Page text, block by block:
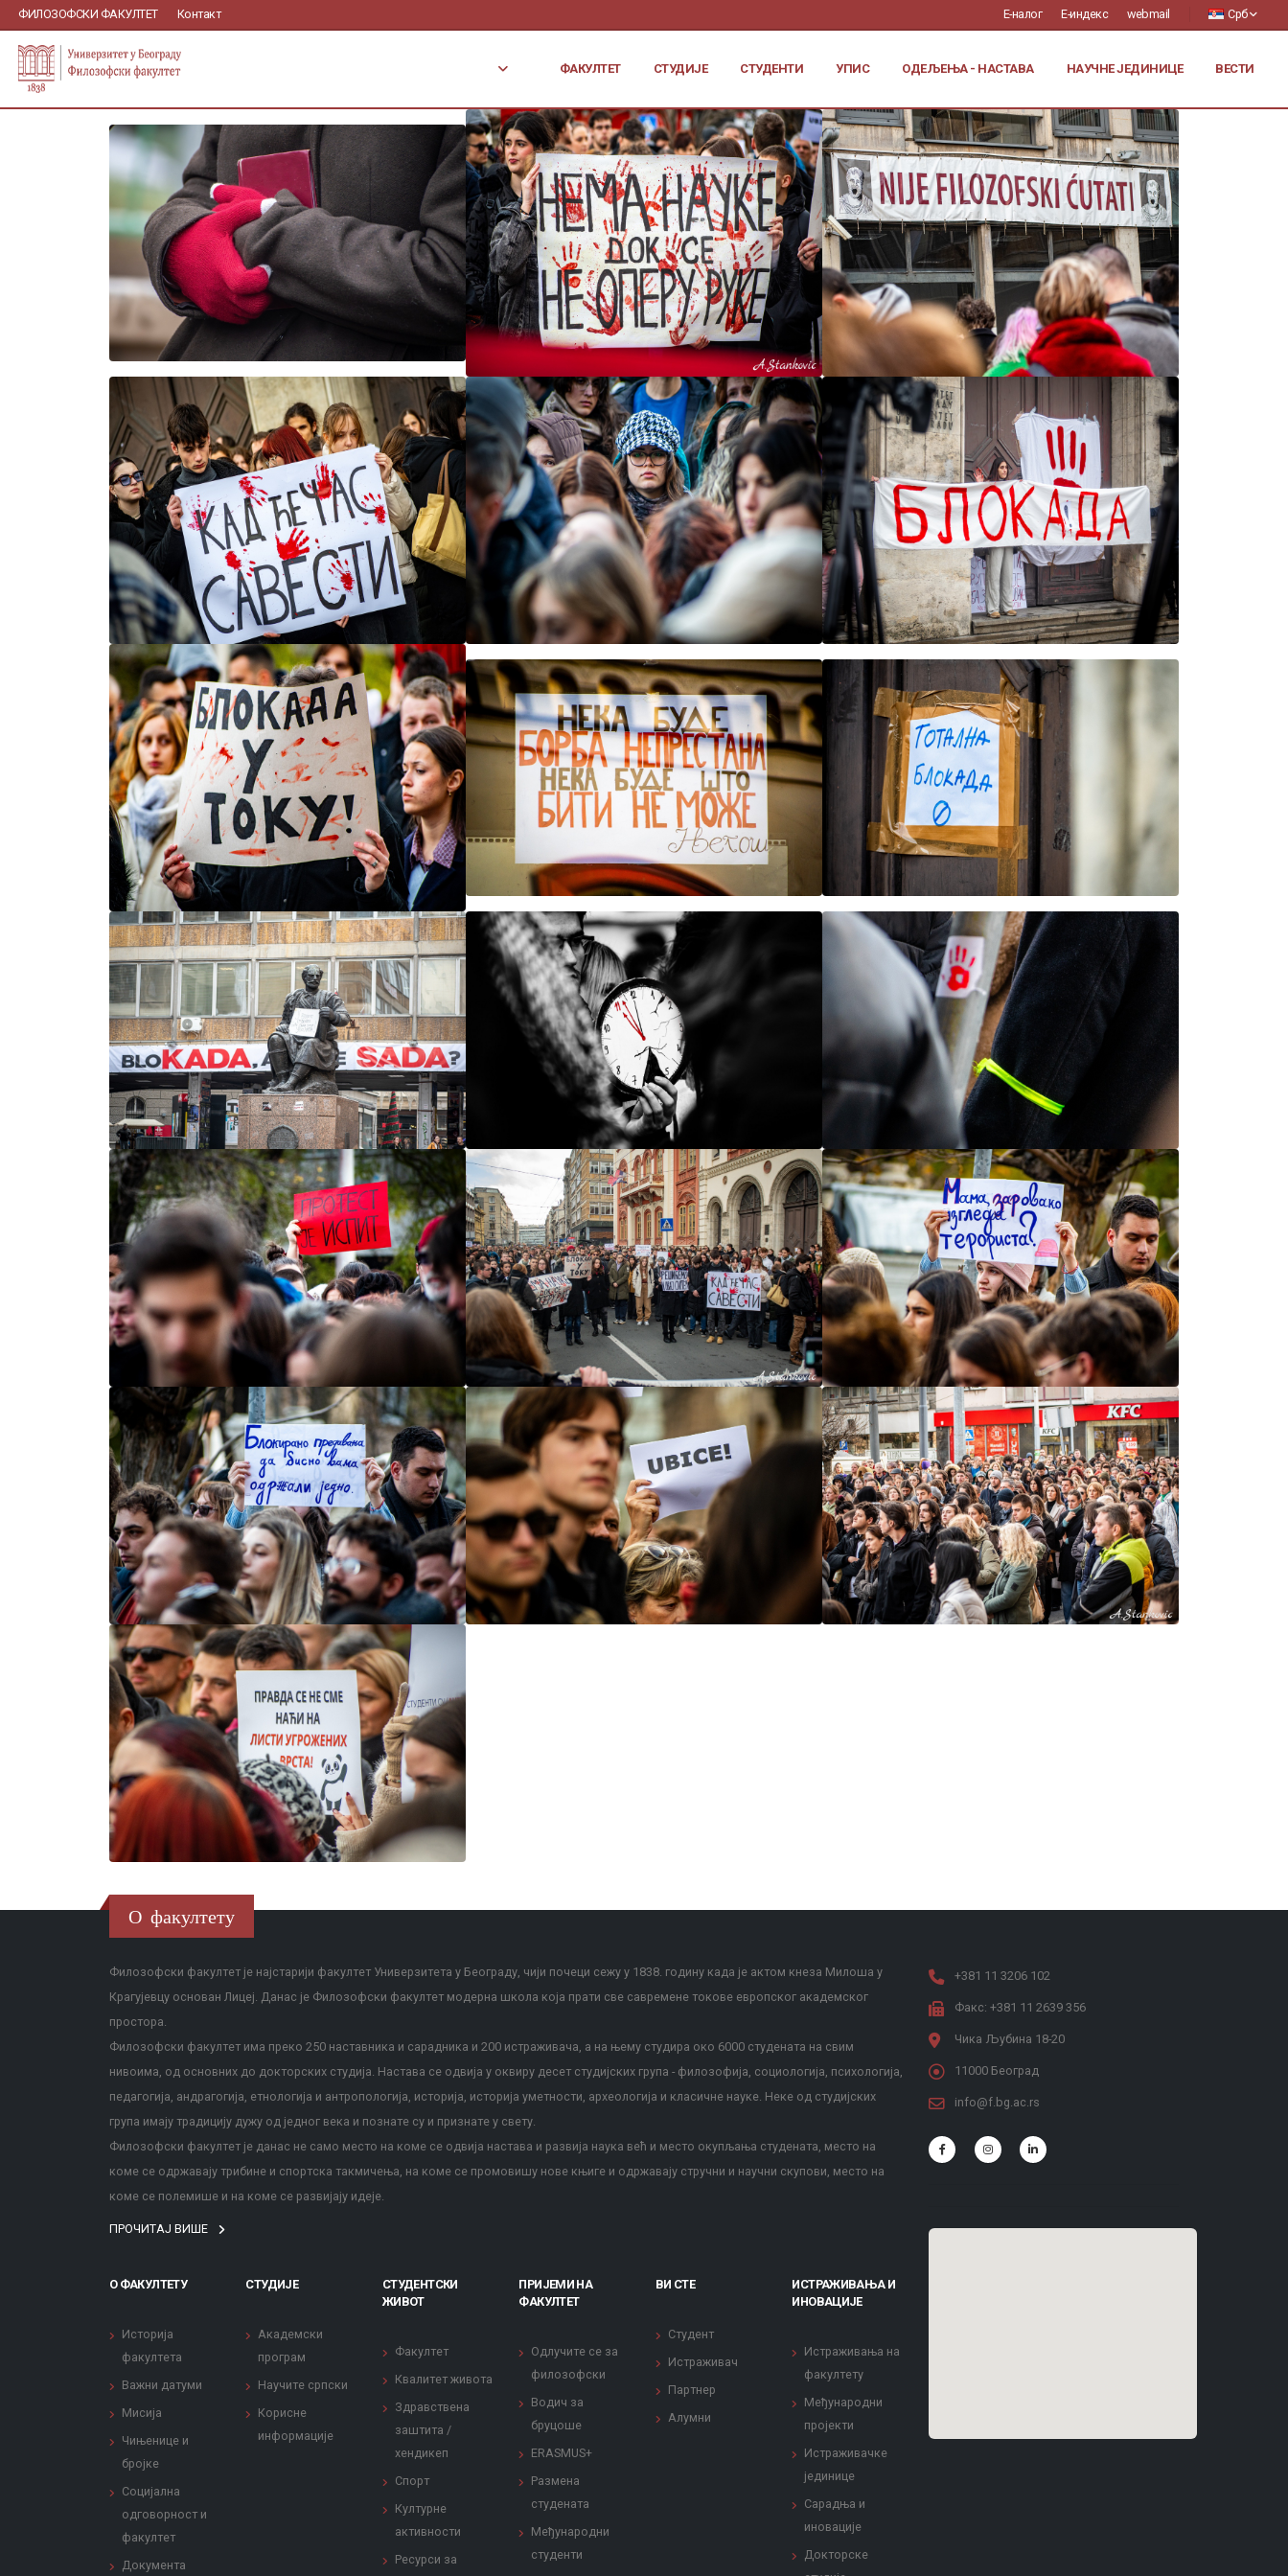
ФИЛОЗОФСКИ ФАКУЛТЕТ Контакт Е-налог Е-индекс webmail Срб
ФАКУЛТЕТ СТУДИЈЕ СТУДЕНТИ УПИС ОДЕЉЕЊА - НАСТАВА НАУЧНЕ ЈЕДИНИЦЕ ВЕСТИ
О факултету
Филозофски факултет је најстарији факултет Универзитета у Београду, чији почеци сежу у 1838. годину када је актом кнеза Милоша у
Крагујевцу основан Лицеј. Данас је Филозофски факултет модерна школа која прати све савремене токове европског академског
простора.
Филозофски факултет има преко 250 наставника и сарадника и 200 истраживача, а на њему студира око 6000 студената на свим
нивоима, од основних до докторских студија. Настава се одвија у оквиру десет студијских група - филозофија, социологија, психологија,
педагогија, андрагогија, етнологија и антропологија, историја, историја уметности, археологија и класичне науке. Неке од студијских
група имају традицију дужу од једног века и познате су и признате у свету.
Филозофски факултет је данас не само место на коме се одвија настава и развија наука већ и место окупљања студената, место на
коме се одржавају трибине и спортска такмичења, на коме се промовишу нове књиге и одржавају стручни и научни скупови, место на
коме се полемише и на коме се развијају идеје.
ПРОЧИТАЈ ВИШЕ
О ФАКУЛТЕТУ
Историја
факултета
Важни датуми
Мисија
Чињенице и
бројке
Социјална
одговорност и
факултет
Документа
СТУДИЈЕ
Академски
програм
Научите српски
Корисне
информације
СТУДЕНТСКИ
ЖИВОТ
Факултет
Квалитет живота
Здравствена
заштита /
хендикеп
Спорт
Културне
активности
Ресурси за
ПРИЈЕМИ НА
ФАКУЛТЕТ
Одлучите се за
филозофски
Водич за
бруцоше
ERASMUS+
Размена
студената
Међународни
студенти
ВИ СТЕ
Студент
Истраживач
Партнер
Алумни
ИСТРАЖИВАЊА И
ИНОВАЦИЈЕ
Истраживања на
факултету
Међународни
пројекти
Истраживачке
јединице
Сарадња и
иновације
Докторске
+381 11 3206 102
Факс: +381 11 2639 356
Чика Љубина 18-20
11000 Београд
info@f.bg.ac.rs